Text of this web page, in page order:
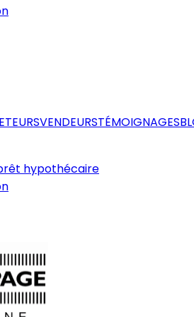
VENDEURSTÉMOIGNAGES
hypothécaire